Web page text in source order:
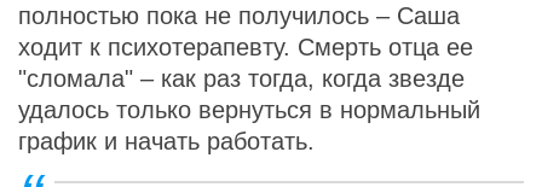
полностью пока не получилось – Саша
ходит к психотерапевту. Смерть отца ее
"сломала" – как раз тогда, когда звезде
удалось только вернуться в нормальный
график и начать работать.